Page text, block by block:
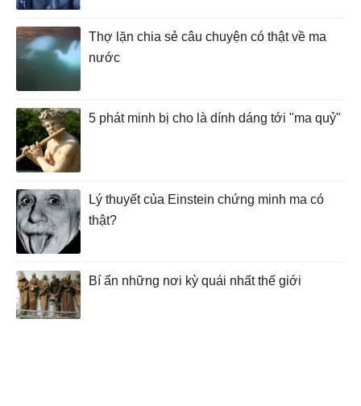
Thợ lặn chia sẻ câu chuyện có thật về ma
nước
5 phát minh bị cho là dính dáng tới "ma quỷ"
Lý thuyết của Einstein chứng minh ma có
thật?
Bí ẩn những nơi kỳ quái nhất thế giới